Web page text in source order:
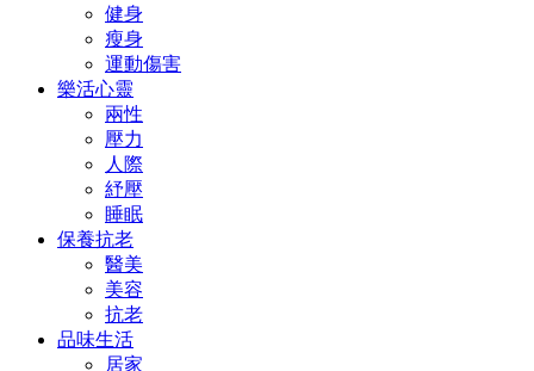
健身
瘦身
運動傷害
樂活心靈
兩性
壓力
人際
紓壓
睡眠
保養抗老
醫美
美容
抗老
品味生活
居家